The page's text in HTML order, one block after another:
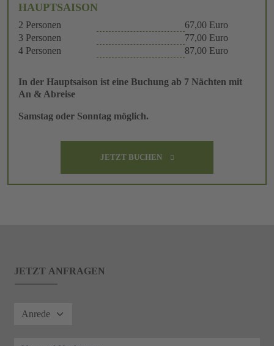
HAUPTSAISON
2 Personen
67,00 Euro
3 Personen
77,00 Euro
4 Personen
87,00 Euro
In der Hauptsaison ist eine Buchung ab 7 Nächten mit
An & Abreise
Samstag oder Sonntag möglich.
JETZT BUCHEN
JETZT ANFRAGEN